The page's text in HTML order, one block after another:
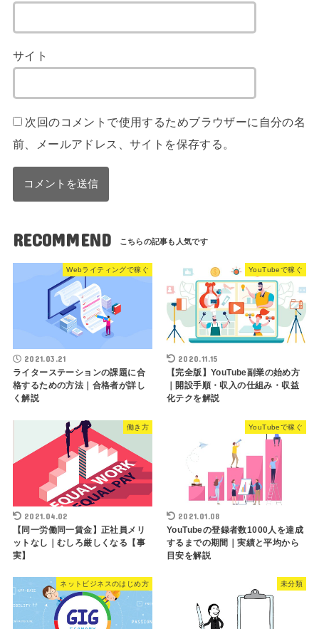
サイト
次回のコメントで使用するためブラウザーに自分の名
前、メールアドレス、サイトを保存する。
RECOMMEND
Webライティングで稼ぐ
2021.03.21
ライターステーションの課題に合
格するための方法｜合格者が詳し
く解説
YouTubeで稼ぐ
2020.11.15
【完全版】YouTube副業の始め方
｜開設手順・収入の仕組み・収益
化テクを解説
働き方
2021.04.02
【同一労働同一賃金】正社員メリ
ットなし｜むしろ厳しくなる【事
実】
YouTubeで稼ぐ
2021.01.08
YouTubeの登録者数1000人を達成
するまでの期間｜実績と平均から
目安を解説
ネットビジネスのはじめ方 未分類